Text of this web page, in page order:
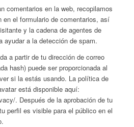
comentarios en la web, recopilamos
en el formulario de comentarios, así
y la cadena de agentes de
ayudar a la detección de spam.
a partir de tu dirección de correo
hash) puede ser proporcionada al
si la estás usando. La política de
está disponible aquí:
. Después de la aprobación de tu
perfil es visible para el público en el